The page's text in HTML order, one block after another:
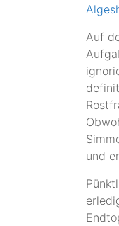
Auf
und